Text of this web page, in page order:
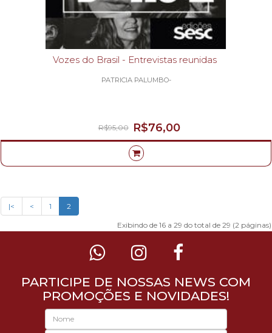
Vozes do Brasil - Entrevistas reunidas
PATRICIA PALUMBO-
R$76,00
R$95,00
|< < 1 2
Exibindo de 16 a 29 do total de 29 (2 páginas)
PARTICIPE DE NOSSAS NEWS COM
PROMOÇÕES E NOVIDADES!